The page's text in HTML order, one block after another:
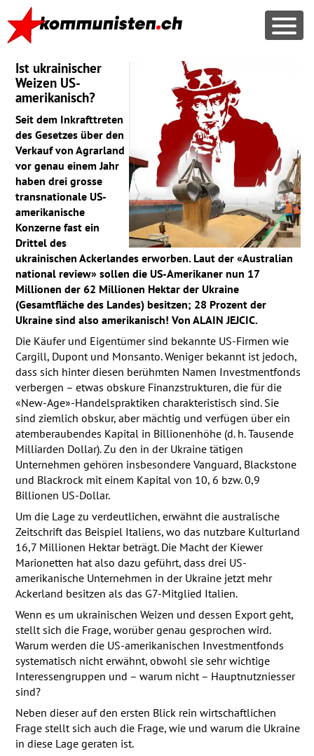
Ist ukrainischer
Weizen US-
amerikanisch?
Seit dem Inkrafttreten
des Gesetzes über den
Verkauf von Agrarland
vor genau einem Jahr
haben drei grosse
transnationale US-
amerikanische
Konzerne fast ein
Drittel des
ukrainischen Ackerlandes erworben. Laut der «Australian
national review» sollen die US-Amerikaner nun 17
Millionen der 62 Millionen Hektar der Ukraine
(Gesamtfläche des Landes) besitzen; 28 Prozent der
Ukraine sind also amerikanisch! Von ALAIN JEJCIC.
Die Käufer und Eigentümer sind bekannte US-Firmen wie
Cargill, Dupont und Monsanto. Weniger bekannt ist jedoch,
dass sich hinter diesen berühmten Namen Investmentfonds
verbergen – etwas obskure Finanzstrukturen, die für die
«New-Age»-Handelspraktiken charakteristisch sind. Sie
sind ziemlich obskur, aber mächtig und verfügen über ein
atemberaubendes Kapital in Billionenhöhe (d. h. Tausende
Milliarden Dollar). Zu den in der Ukraine tätigen
Unternehmen gehören insbesondere Vanguard, Blackstone
und Blackrock mit einem Kapital von 10, 6 bzw. 0,9
Billionen US-Dollar.
Um die Lage zu verdeutlichen, erwähnt die australische
Zeitschrift das Beispiel Italiens, wo das nutzbare Kulturland
16,7 Millionen Hektar beträgt. Die Macht der Kiewer
Marionetten hat also dazu geführt, dass drei US-
amerikanische Unternehmen in der Ukraine jetzt mehr
Ackerland besitzen als das G7-Mitglied Italien.
Wenn es um ukrainischen Weizen und dessen Export geht,
stellt sich die Frage, worüber genau gesprochen wird.
Warum werden die US-amerikanischen Investmentfonds
systematisch nicht erwähnt, obwohl sie sehr wichtige
Interessengruppen und – warum nicht – Hauptnutzniesser
sind?
Neben dieser auf den ersten Blick rein wirtschaftlichen
Frage stellt sich auch die Frage, wie und warum die Ukraine
in diese Lage geraten ist.